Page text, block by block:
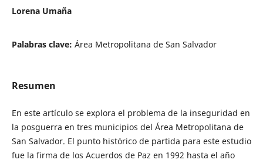
Lorena Umaña
Palabras clave: Área Metropolitana de San Salvador
Resumen
En este artículo se explora el problema de la inseguridad en
la posguerra en tres municipios del Área Metropolitana de
San Salvador. El punto histórico de partida para este estudio
fue la firma de los Acuerdos de Paz en 1992 hasta el año